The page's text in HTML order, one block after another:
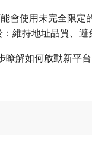
會使用未完全限
維持地址品質、
瞭解如何啟動新平台